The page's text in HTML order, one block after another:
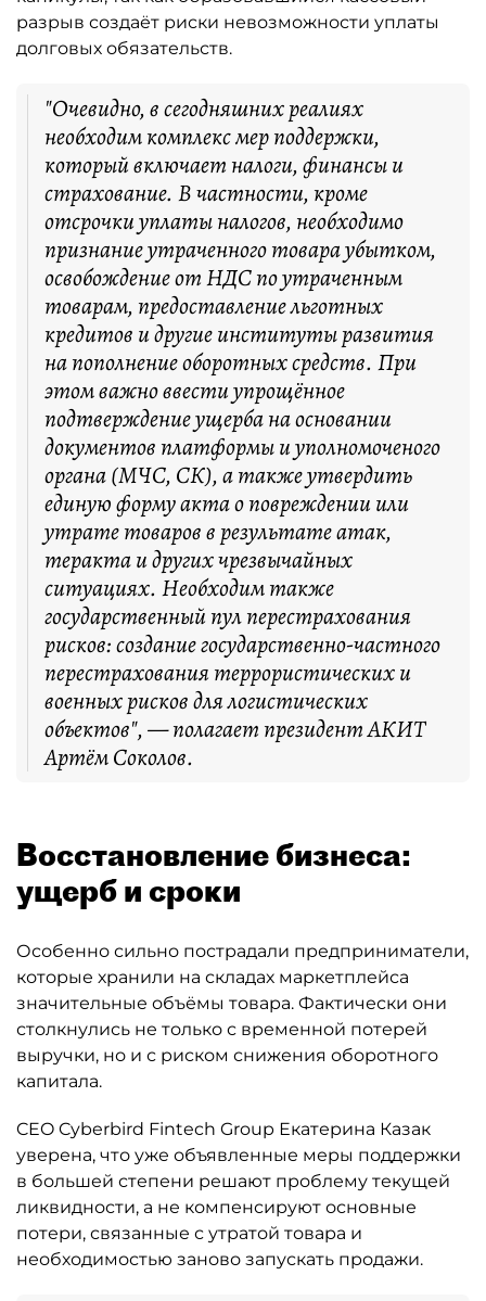
разрыв создаёт риски невозможности уплаты
долговых обязательств.
"Очевидно, в сегодняшних реалиях
необходим комплекс мер поддержки,
который включает налоги, финансы и
страхование. В частности, кроме
отсрочки уплаты налогов, необходимо
признание утраченного товара убытком,
освобождение от НДС по утраченным
товарам, предоставление льготных
кредитов и другие институты развития
на пополнение оборотных средств. При
этом важно ввести упрощённое
подтверждение ущерба на основании
документов платформы и уполномоченого
органа (МЧС, СК), а также утвердить
единую форму акта о повреждении или
утрате товаров в результате атак,
теракта и других чрезвычайных
ситуациях. Необходим также
государственный пул перестрахования
рисков: создание государственно-частного
перестрахования террористических и
военных рисков для логистических
объектов", — полагает президент АКИТ
Артём Соколов.
Восстановление бизнеса:
ущерб и сроки
Особенно сильно пострадали предприниматели,
которые хранили на складах маркетплейса
значительные объёмы товара. Фактически они
столкнулись не только с временной потерей
выручки, но и с риском снижения оборотного
капитала.
CEO Cyberbird Fintech Group Екатерина Казак
уверена, что уже объявленные меры поддержки
в большей степени решают проблему текущей
ликвидности, а не компенсируют основные
потери, связанные с утратой товара и
необходимостью заново запускать продажи.